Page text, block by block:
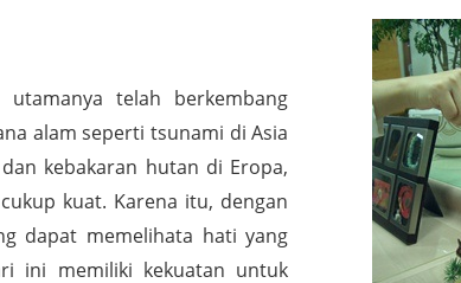
telah berkembang
alam seperti tsunami di Asia
kebakaran hutan di Eropa,
kuat. Karena itu, dengan
dapat memelihata hati yang
ini memiliki kekuatan untuk